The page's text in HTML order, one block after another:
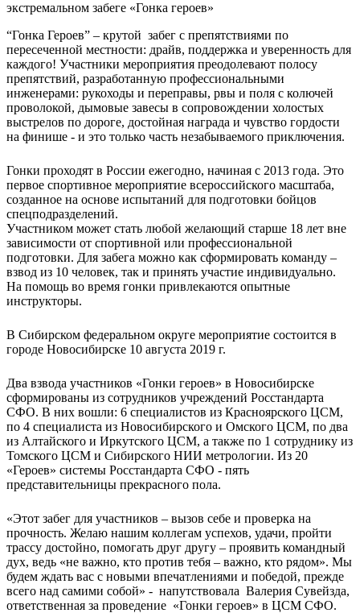
“Гонка Героев” – крутой забег с препятствиями по
пересеченной местности: драйв, поддержка и уверенность для
каждого! Участники мероприятия преодолевают полосу
препятствий, разработанную профессиональными
инженерами: рукоходы и переправы, рвы и поля с колючей
проволокой, дымовые завесы в сопровождении холостых
выстрелов по дороге, достойная награда и чувство гордости
на финише - и это только часть незабываемого приключения.
Гонки проходят в России ежегодно, начиная с 2013 года. Это
первое спортивное мероприятие всероссийского масштаба,
созданное на основе испытаний для подготовки бойцов
спецподразделений.
Участником может стать любой желающий старше 18 лет вне
зависимости от спортивной или профессиональной
подготовки. Для забега можно как сформировать команду –
взвод из 10 человек, так и принять участие индивидуально.
На помощь во время гонки привлекаются опытные
инструкторы.
В Сибирском федеральном округе мероприятие состоится в
городе Новосибирске 10 августа 2019 г.
Два взвода участников «Гонки героев» в Новосибирске
сформированы из сотрудников учреждений Росстандарта
СФО. В них вошли: 6 специалистов из Красноярского ЦСМ,
по 4 специалиста из Новосибирского и Омского ЦСМ, по два
из Алтайского и Иркутского ЦСМ, а также по 1 сотруднику из
Томского ЦСМ и Сибирского НИИ метрологии. Из 20
«Героев» системы Росстандарта СФО - пять
представительницы прекрасного пола.
«Этот забег для участников – вызов себе и проверка на
прочность. Желаю нашим коллегам успехов, удачи, пройти
трассу достойно, помогать друг другу – проявить командный
дух, ведь «не важно, кто против тебя – важно, кто рядом». Мы
будем ждать вас с новыми впечатлениями и победой, прежде
всего над самими собой» - напутствовала Валерия Сувейзда,
ответственная за проведение «Гонки героев» в ЦСМ СФО.